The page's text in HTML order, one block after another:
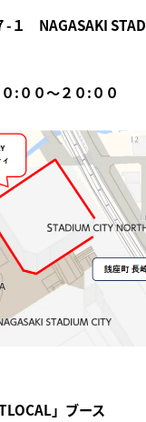
NAGASAKI
:００～２０:００
」ブース